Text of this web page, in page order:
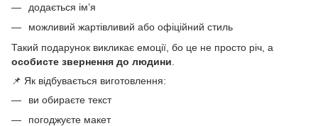
додається ім’я
можливий жартівливий або офіційний стиль
Такий подарунок викликає емоції, бо це не просто річ, а
особисте звернення до людини
📌 Як відбувається виготовлення:
ви обираєте текст
погоджуєте макет